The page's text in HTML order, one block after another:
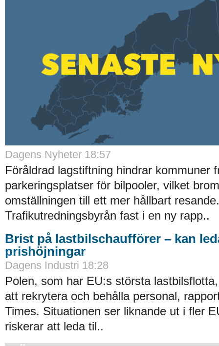
Dagens Nyheter 18:57
Föråldrad lagstiftning hindrar kommuner
parkeringsplatser för bilpooler, vilket
omställningen till ett mer hållbart
Trafikutredningsbyrån fast i en ny rapp..
Brist på lastbilschaufförer – kan
prishöjningar
Dagens Industri 18:28
Polen, som har EU:s största
att rekrytera och behålla personal,
Times. Situationen ser liknande ut i fler
riskerar att leda til..